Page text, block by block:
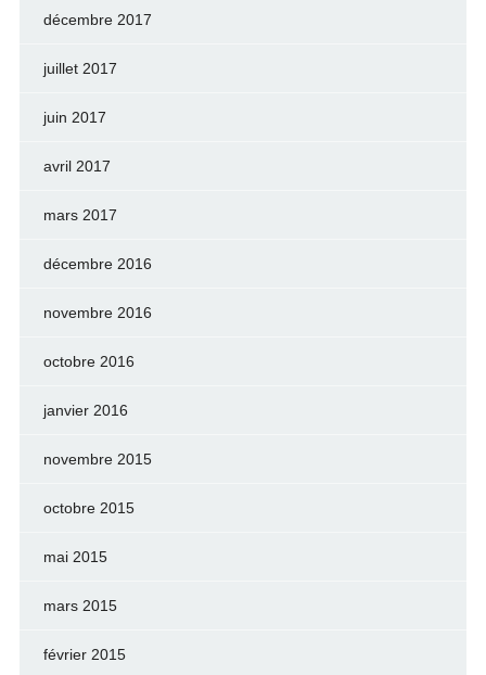
décembre 2017
juillet 2017
juin 2017
avril 2017
mars 2017
décembre 2016
novembre 2016
octobre 2016
janvier 2016
novembre 2015
octobre 2015
mai 2015
mars 2015
février 2015